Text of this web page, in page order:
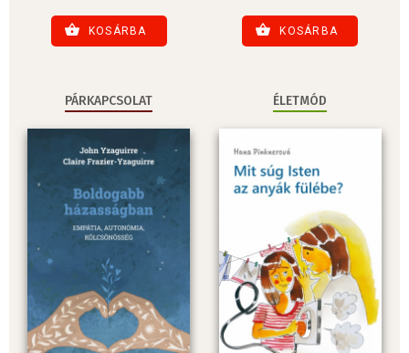
KOSÁRBA KOSÁRBA
PÁRKAPCSOLAT ÉLETMÓD